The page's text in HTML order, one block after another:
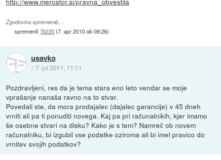
Zgodovina sprememb…
spremenil:St235(7. apr 2010 ob 09:26)
usavko
::7. jul 2011, 11:11
Pozdravljeni, res da je tema stara eno leto vendar se moje
vprašanje nanaša ravno na to stvar.
Povedali ste, da mora prodajalec (dajalec garancije) v 45 dneh
vrniti ali pa ti ponuditi novega. Kaj pa pri računalnikih, kjer imamo
še osebne stvari na disku? Kako je s tem? Namreč ob novem
računalniku, bi izgubil vse podatke oziroma ali bi imel pravico do
vrnitev svojih podatkov?